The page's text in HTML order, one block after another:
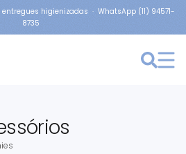
higienizadas · WhatsApp (11) 94571-
8735